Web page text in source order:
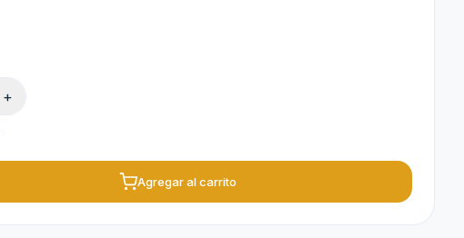
+
Agregar al carrito